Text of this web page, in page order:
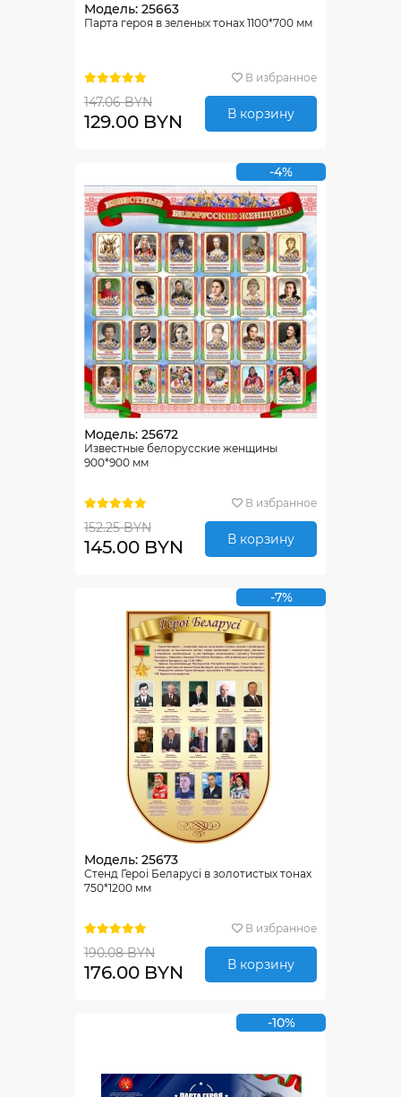
Модель: 25663
Парта героя в зеленых тонах 1100*700 мм
В избранное
147.06 BYN
129.00 BYN В корзину
-4%
Модель: 25672
Известные белорусские женщины
900*900 мм
В избранное
152.25 BYN
145.00 BYN В корзину
-7%
Модель: 25673
Стенд Героі Беларусі в золотистых тонах
750*1200 мм
В избранное
190.08 BYN
176.00 BYN В корзину
-10%